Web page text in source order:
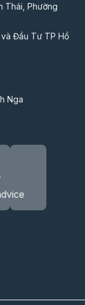
Thái, Phường
Đầu Tư TP Hồ
Nga